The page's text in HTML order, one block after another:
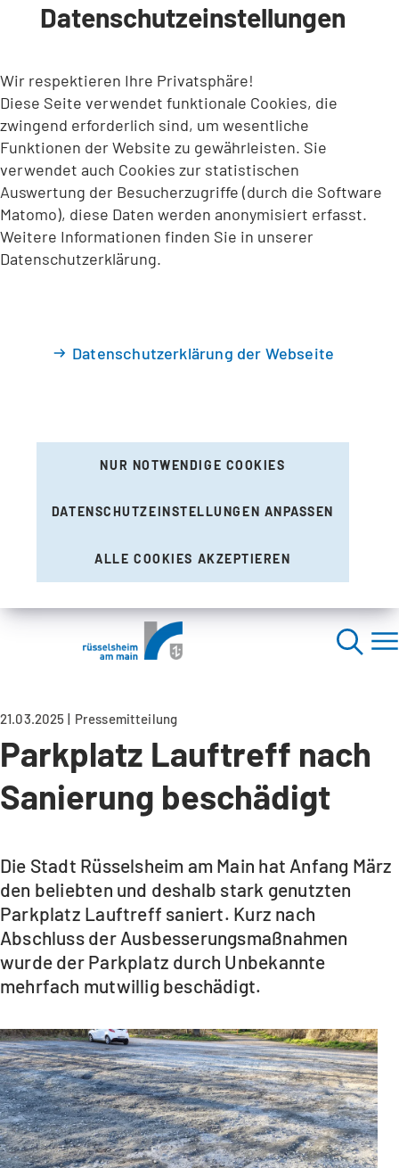
INHALT ANSPRINGEN
Datenschutzeinstellungen
Wir respektieren Ihre Privatsphäre!
Diese Seite verwendet funktionale Cookies, die
zwingend erforderlich sind, um wesentliche
Funktionen der Website zu gewährleisten. Sie
verwendet auch Cookies zur statistischen
Auswertung der Besucherzugriffe (durch die Software
Matomo), diese Daten werden anonymisiert erfasst.
Weitere Informationen finden Sie in unserer
Datenschutzerklärung.
Datenschutzerklärung der Webseite
NUR NOTWENDIGE COOKIES
DATENSCHUTZEINSTELLUNGEN ANPASSEN
ALLE COOKIES AKZEPTIEREN
21.03.2025 Pressemitteilung
Parkplatz Lauftreff nach
Sanierung beschädigt
Die Stadt Rüsselsheim am Main hat Anfang März
den beliebten und deshalb stark genutzten
Parkplatz Lauftreff saniert. Kurz nach
Abschluss der Ausbesserungsmaßnahmen
wurde der Parkplatz durch Unbekannte
mehrfach mutwillig beschädigt.